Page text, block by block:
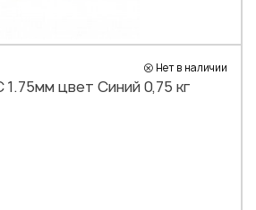
Нет в наличии
1.75мм цвет Синий 0,75 кг